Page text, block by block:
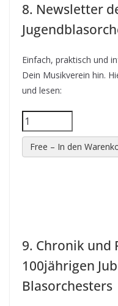
8. Newsletter
Einfach, praktisch und
Dein Musikverein hin.
und lesen:
Free – In den
9. Chronik und
100jährigen
Blasorchesters